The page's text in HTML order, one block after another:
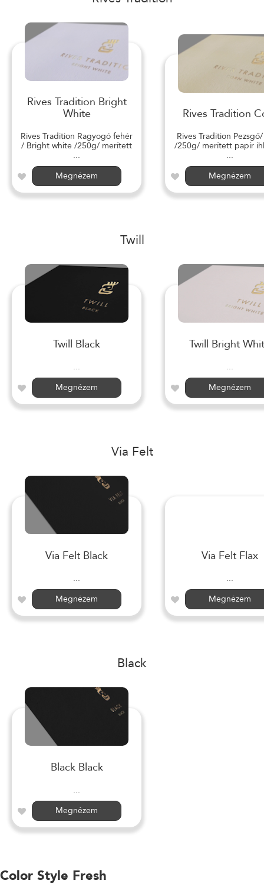
Rives Tradition Bright
White
Rives Tradition Ragyogó fehér
/ Bright white /250g/ merített
...
Megnézem
Rives Tradition
Rives Tradition
/250g/ merített papír
...
Megnézem
Twill
Twill Black
...
Megnézem
Twill Bright
...
Megnézem
Via Felt
Via Felt Black
...
Megnézem
Via Felt Flax
...
Megnézem
Black
Black Black
...
Megnézem
Color Style Fresh